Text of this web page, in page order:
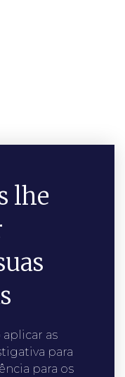
lhe
aplicar as
para
para os